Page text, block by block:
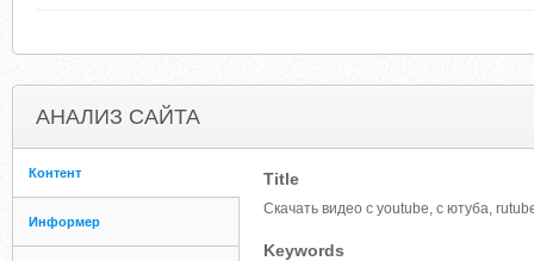
АНАЛИЗ САЙТА
Контент
Информер
Title
Скачать видео с youtube, с ютуба,
Keywords